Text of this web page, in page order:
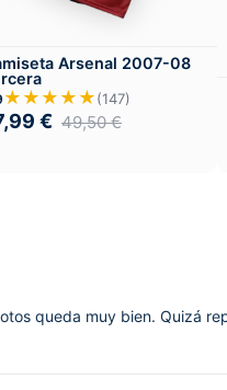
Arsenal 2007-08
★★★★★(147)
€ 49,50€
queda muy bien. Quizá